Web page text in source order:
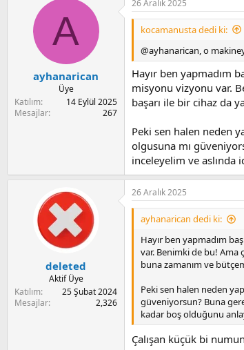
c
t
n
s
:
A
ayhanarican
Üye
Katılım
14 Eylül 2025
Mesajlar
267
26 Aralık 2025
kocamanusta dedi ki:
@ayhanarican, o
Hayır ben yapmadım
misyonu vizyonu var.
başarı ile bir cihaz da
Peki sen halen neden
olgusuna mı
inceleyelim ve aslında
deleted
Aktif Üye
Katılım
25 Şubat 2024
Mesajlar
2,326
26 Aralık 2025
ayhanarican dedi ki:
Hayır ben yapmadım
var. Benimki de bu! Ama
buna zamanım ve
Peki sen halen neden
güveniyorsun? Buna
kadar boş olduğunu
Çalışan küçük bi